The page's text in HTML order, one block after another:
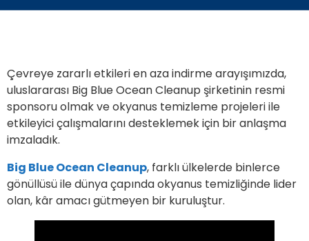
Çevreye zararlı etkileri en aza indirme arayışımızda,
uluslararası Big Blue Ocean Cleanup şirketinin resmi
sponsoru olmak ve okyanus temizleme projeleri ile
etkileyici çalışmalarını desteklemek için bir anlaşma
imzaladık.
Big Blue Ocean Cleanup, farklı ülkelerde binlerce
gönüllüsü ile dünya çapında okyanus temizliğinde lider
olan, kâr amacı gütmeyen bir kuruluştur.